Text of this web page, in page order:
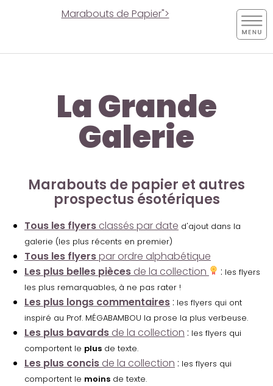
Marabouts de Papier">
La Grande
Galerie
Marabouts de papier et autres
prospectus ésotériques
Tous les flyers classés par date d'ajout dans la
galerie (les plus récents en premier)
Tous les flyerspar ordre alphabétique
Les plus belles pièces de la collection : les flyers
les plus remarquables, à ne pas rater !
Les plus longs commentaires : les flyers qui ont
inspiré au Prof. MÉGABAMBOU la prose la plus verbeuse.
Les plus bavards de la collection : les flyers qui
comportent le plus de texte.
Les plus concis de la collection : les flyers qui
comportent le moins de texte.